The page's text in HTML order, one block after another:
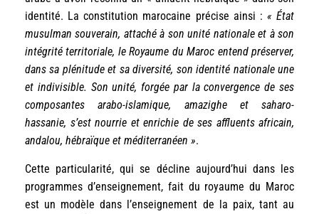
identité. La constitution marocaine précise ainsi : « État
musulman souverain, attaché à son unité nationale et à son
intégrité territoriale, le Royaume du Maroc entend préserver,
dans sa plénitude et sa diversité, son identité nationale une
et indivisible. Son unité, forgée par la convergence de ses
composantes arabo-islamique, amazighe et saharo-
hassanie, s’est nourrie et enrichie de ses affluents africain,
andalou, hébraïque et méditerranéen ».
Cette particularité, qui se décline aujourd’hui dans les
programmes d’enseignement, fait du royaume du Maroc
est un modèle dans l’enseignement de la paix, tant au